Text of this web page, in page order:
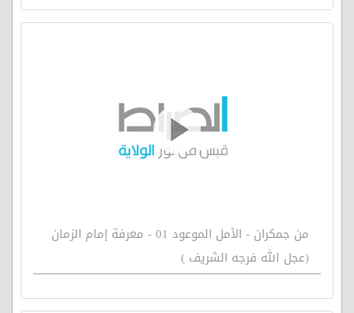
من جمكران - الأمل الموعود 01 - معرفة إمام الزمان
(عجل الله فرجه الشريف )